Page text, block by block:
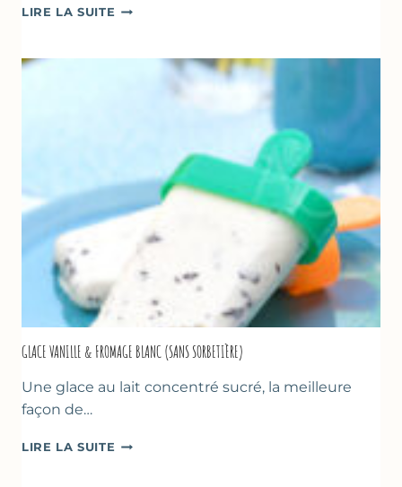
LIRE LA SUITE COMME
À
COURGETTE…
GLACE VANILLE & FROMAGE BLANC (SANS SORBETIÈRE)
Une glace au lait concentré sucré, la meilleure
façon de…
LIRE LA SUITE GLACE